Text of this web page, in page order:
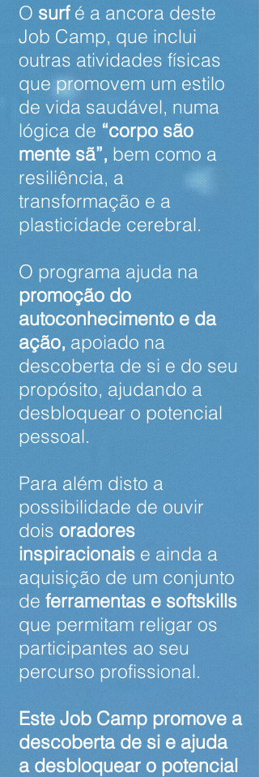
O surfé a ancora deste
Job Camp, que inclui
outras atividades físicas
que promovem um estilo
de vida saudável, numa
lógica de “corpo são
mente sã”, bem como a
resiliência, a
transformação e a
plasticidade cerebral.
O programa ajuda na
promoção do
autoconhecimento e da
ação, apoiado na
descoberta de si e do seu
propósito, ajudando a
desbloquear o potencial
pessoal.
Para além disto a
possibilidade de ouvir
dois oradores
inspiracionais e ainda a
aquisição de um conjunto
de ferramentas e softskills
que permitam religar os
participantes ao seu
percurso profissional.
Este Job Camp promove a
descoberta de si e ajuda
a desbloquear o potencial